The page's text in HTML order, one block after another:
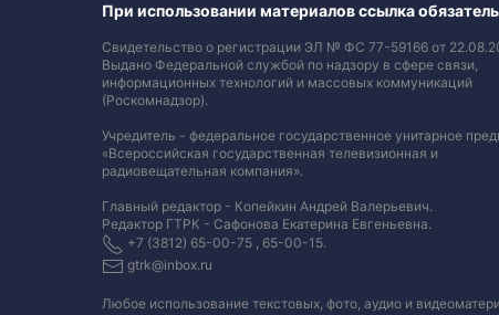
При использовании материалов ссылка
Свидетельство о регистрации ЭЛ № ФС 77-59166 от
Выдано Федеральной службой по надзору в сфере связи,
информационных технологий и массовых коммуникаций
(Роскомнадзор).
Учредитель - федеральное государственное унитарное
«Всероссийская государственная телевизионная и
радиовещательная компания».
Главный редактор - Копейкин Андрей Валерьевич.
Редактор ГТРК - Сафонова Екатерина Евгеньевна.
+7 (3812) 65-00-75 , 65-00-15.
gtrk@inbox.ru
Любое использование текстовых, фото, аудио и